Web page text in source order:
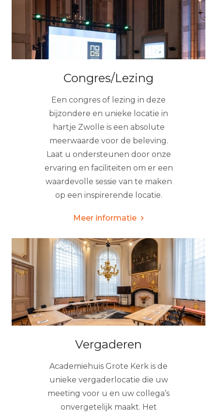
Congres/Lezing
Een congres of lezing in deze
bijzondere en unieke locatie in
hartje Zwolle is een absolute
meerwaarde voor de beleving.
Laat u ondersteunen door onze
ervaring en faciliteiten om er een
waardevolle sessie van te maken
op een inspirerende locatie.
Meer informatie
Vergaderen
Academiehuis Grote Kerk is de
unieke vergaderlocatie die uw
meeting voor u en uw collega’s
onvergetelijk maakt. Het